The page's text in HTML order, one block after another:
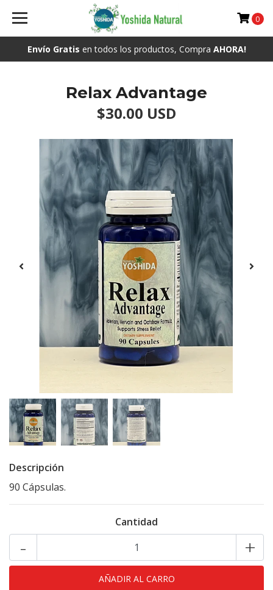
Envío Gratis en todos los productos, Compra AHORA!
0
Relax Advantage
$30.00 USD
Descripción
90 Cápsulas.
Cantidad
- +